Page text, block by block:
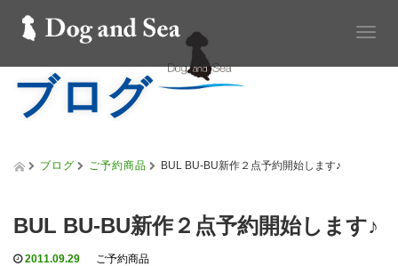
T
g
a
ブログ
ブログ ご予約商品 BUL BU-BU新作２点予約開始します♪
BUL BU-BU新作２点予約開始します♪
2011.09.29 ご予約商品